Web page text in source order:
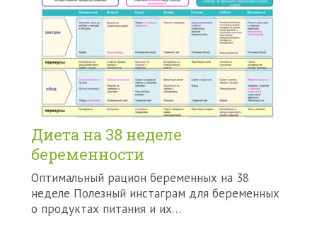
Диета на 38 неделе
беременности
Оптимальный рацион беременных на 38
неделе Полезный инстаграм для беременных
о продуктах питания и их…